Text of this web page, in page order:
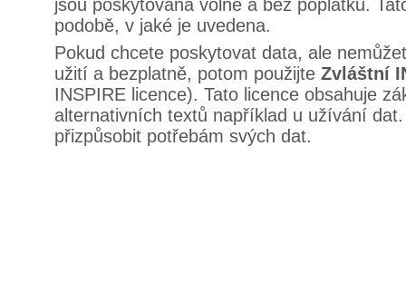
jsou poskytována volně a bez poplatků.
podobě, v jaké je uvedena.
Pokud chcete poskytovat data, ale
užití a bezplatně, potom použijte Zvláštní
INSPIRE licence). Tato licence obsahuje
alternativních textů například u užívání
přizpůsobit potřebám svých dat.